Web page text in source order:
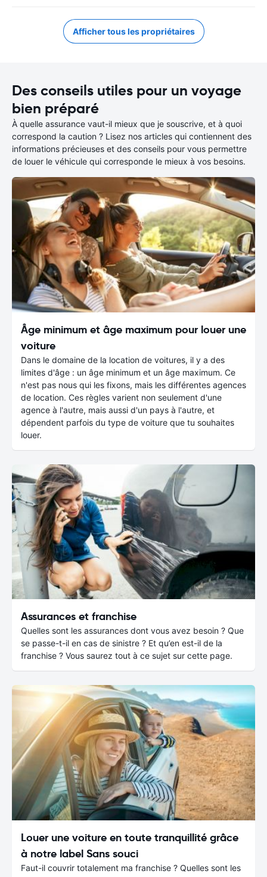
Afficher tous les propriétaires
Des conseils utiles pour un voyage
bien préparé
À quelle assurance vaut-il mieux que je souscrive, et à quoi
correspond la caution ? Lisez nos articles qui contiennent des
informations précieuses et des conseils pour vous permettre
de louer le véhicule qui corresponde le mieux à vos besoins.
Âge minimum et âge maximum pour louer une
voiture
Dans le domaine de la location de voitures, il y a des
limites d'âge : un âge minimum et un âge maximum. Ce
n'est pas nous qui les fixons, mais les différentes agences
de location. Ces règles varient non seulement d'une
agence à l'autre, mais aussi d'un pays à l'autre, et
dépendent parfois du type de voiture que tu souhaites
louer.
Assurances et franchise
Quelles sont les assurances dont vous avez besoin ? Que
se passe-t-il en cas de sinistre ? Et qu’en est-il de la
franchise ? Vous saurez tout à ce sujet sur cette page.
Louer une voiture en toute tranquillité grâce
à notre label Sans souci
Faut-il couvrir totalement ma franchise ? Quelles sont les